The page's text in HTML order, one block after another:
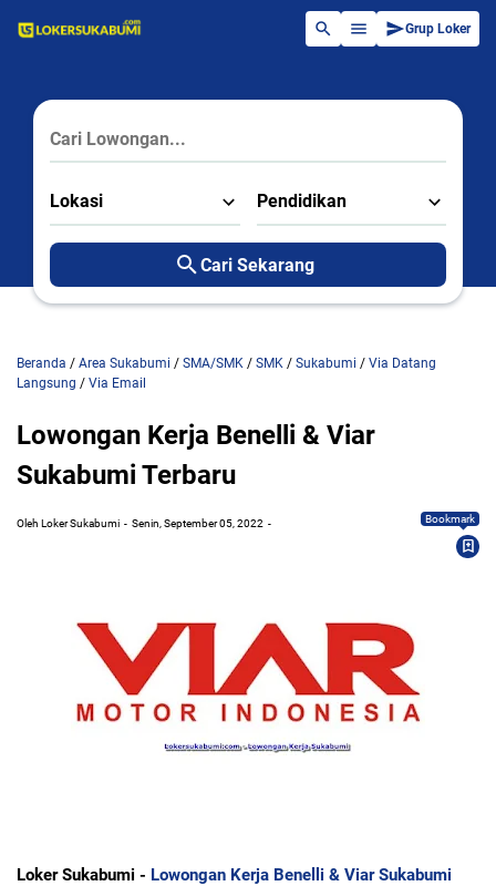
Grup Loker
Lokasi Pendidikan
Cari Sekarang
Beranda / Area Sukabumi / SMA/SMK / SMK / Sukabumi / Via Datang
Langsung / Via Email
Lowongan Kerja Benelli & Viar
Sukabumi Terbaru
Oleh Loker Sukabumi Senin, September 05, 2022 Bookmark
Loker Sukabumi - Lowongan Kerja Benelli & Viar Sukabumi